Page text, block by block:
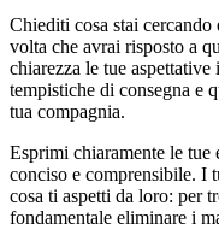
Chiediti cosa stai cercando
volta che avrai risposto a
chiarezza le tue
tempistiche di consegna e
tua compagnia.
Esprimi chiaramente le
conciso e comprensibile. I
cosa ti aspetti da loro: per
fondamentale eliminare i